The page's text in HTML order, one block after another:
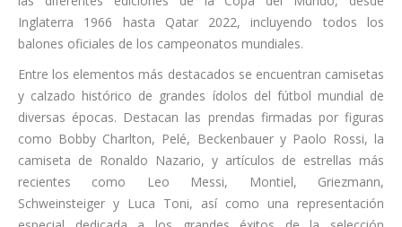
Inglaterra 1966 hasta Qatar 2022, incluyendo todos los
balones oficiales de los campeonatos mundiales.
Entre los elementos más destacados se encuentran camisetas
y calzado histórico de grandes ídolos del fútbol mundial de
diversas épocas. Destacan las prendas firmadas por figuras
como Bobby Charlton, Pelé, Beckenbauer y Paolo Rossi, la
camiseta de Ronaldo Nazario, y artículos de estrellas más
recientes como Leo Messi, Montiel, Griezmann,
Schweinsteiger y Luca Toni, así como una representación